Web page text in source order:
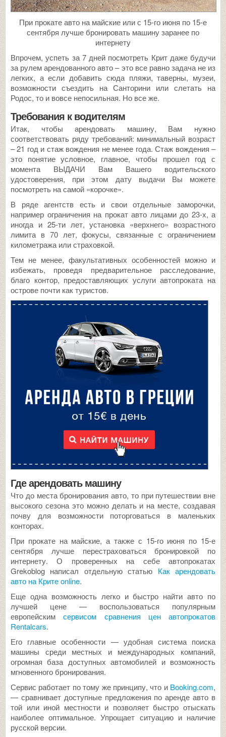
При прокате авто на майские или с 15-го июня по 15-е
сентября лучше бронировать машину заранее по
интернету
Впрочем, успеть за 7 дней посмотреть Крит даже будучи
за рулем арендованного авто – это все равно задача не из
легких, а если добавить сюда пляжи, таверны, музеи,
возможности съездить на Санторини или слетать на
Родос, то и вовсе непосильная. Но все же.
Требования к водителям
Итак, чтобы арендовать машину, Вам нужно
соответствовать ряду требований: минимальный возраст
– 21 год и стаж вождения не менее года. Стаж вождения –
это понятие условное, главное, чтобы прошел год с
момента ВЫДАЧИ Вам Вашего водительского
удостоверения, при этом дату выдачи Вы можете
посмотреть на самой «корочке».
В ряде агентств есть и свои отдельные заморочки,
например ограничения на прокат авто лицами до 23-х, а
иногда и 25-ти лет, установка «верхнего» возрастного
лимита в 70 лет, фокусы, связанные с ограничением
километража или страховкой.
Тем не менее, факультативных особенностей можно и
избежать, проведя предварительное расследование,
благо контор, предоставляющих услуги автопроката на
острове почти как туристов.
Где арендовать машину
Что до места бронирования авто, то при путешествии вне
высокого сезона это можно делать и на месте, создавая
почву для возможности поторговаться в маленьких
конторах.
При прокате на майские, а также с 15-го июня по 15-е
сентября лучше перестраховаться бронировкой по
интернету. О проверенных на себе автопрокатах
Grekoblog написал отдельную статью Как арендовать
авто на Крите online.
Еще одна возможность легко и быстро найти авто по
лучшей цене — воспользоваться популярным
европейскимсервисом сравнения цен автопрокатов
Rentalcars.
Его главные особенности — удобная система поиска
машины среди местных и международных компаний,
огромная база доступных автомобилей и возможность
мгновенного бронирования.
Сервис работает по тому же принципу, что и Booking.com,
— сравнивает доступные предложения по аренде авто в
той или иной местности и позволяет быстро отыскать
наиболее оптимальное. Упрощает ситуацию и наличие
русской версии.